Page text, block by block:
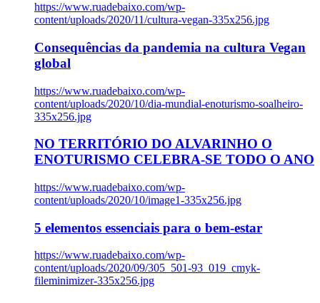
https://www.ruadebaixo.com/wp-
content/uploads/2020/11/cultura-vegan-335x256.jpg
Consequências da pandemia na cultura Vegan
global
https://www.ruadebaixo.com/wp-
content/uploads/2020/10/dia-mundial-enoturismo-soalheiro-
335x256.jpg
NO TERRITÓRIO DO ALVARINHO O
ENOTURISMO CELEBRA-SE TODO O ANO
https://www.ruadebaixo.com/wp-
content/uploads/2020/10/image1-335x256.jpg
5 elementos essenciais para o bem-estar
https://www.ruadebaixo.com/wp-
content/uploads/2020/09/305_501-93_019_cmyk-
fileminimizer-335x256.jpg